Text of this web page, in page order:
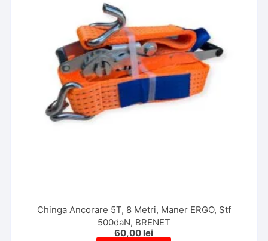
Chinga Ancorare 5T, 8 Metri, Maner ERGO, Stf
500daN, BRENET
60,00 lei